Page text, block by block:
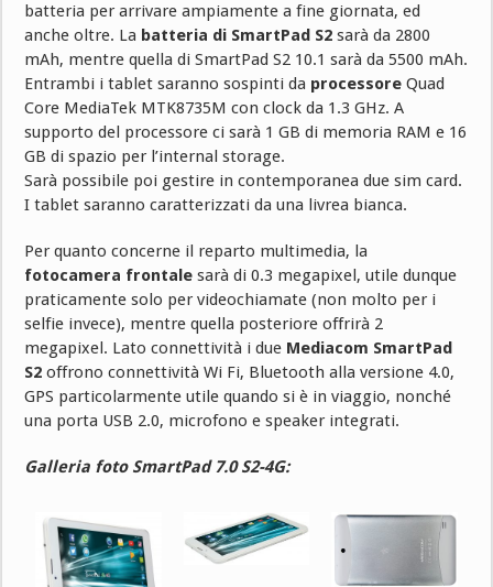
batteria per arrivare ampiamente a fine giornata, ed
anche oltre. La batteria di SmartPad S2 sarà da 2800
mAh, mentre quella di SmartPad S2 10.1 sarà da 5500 mAh.
Entrambi i tablet saranno sospinti da processore Quad
Core MediaTek MTK8735M con clock da 1.3 GHz. A
supporto del processore ci sarà 1 GB di memoria RAM e 16
GB di spazio per l’internal storage.
Sarà possibile poi gestire in contemporanea due sim card.
I tablet saranno caratterizzati da una livrea bianca.
Per quanto concerne il reparto multimedia, la
fotocamera frontale sarà di 0.3 megapixel, utile dunque
praticamente solo per videochiamate (non molto per i
selfie invece), mentre quella posteriore offrirà 2
megapixel. Lato connettività i due Mediacom SmartPad
S2 offrono connettività Wi Fi, Bluetooth alla versione 4.0,
GPS particolarmente utile quando si è in viaggio, nonché
una porta USB 2.0, microfono e speaker integrati.
Galleria foto SmartPad 7.0 S2-4G: